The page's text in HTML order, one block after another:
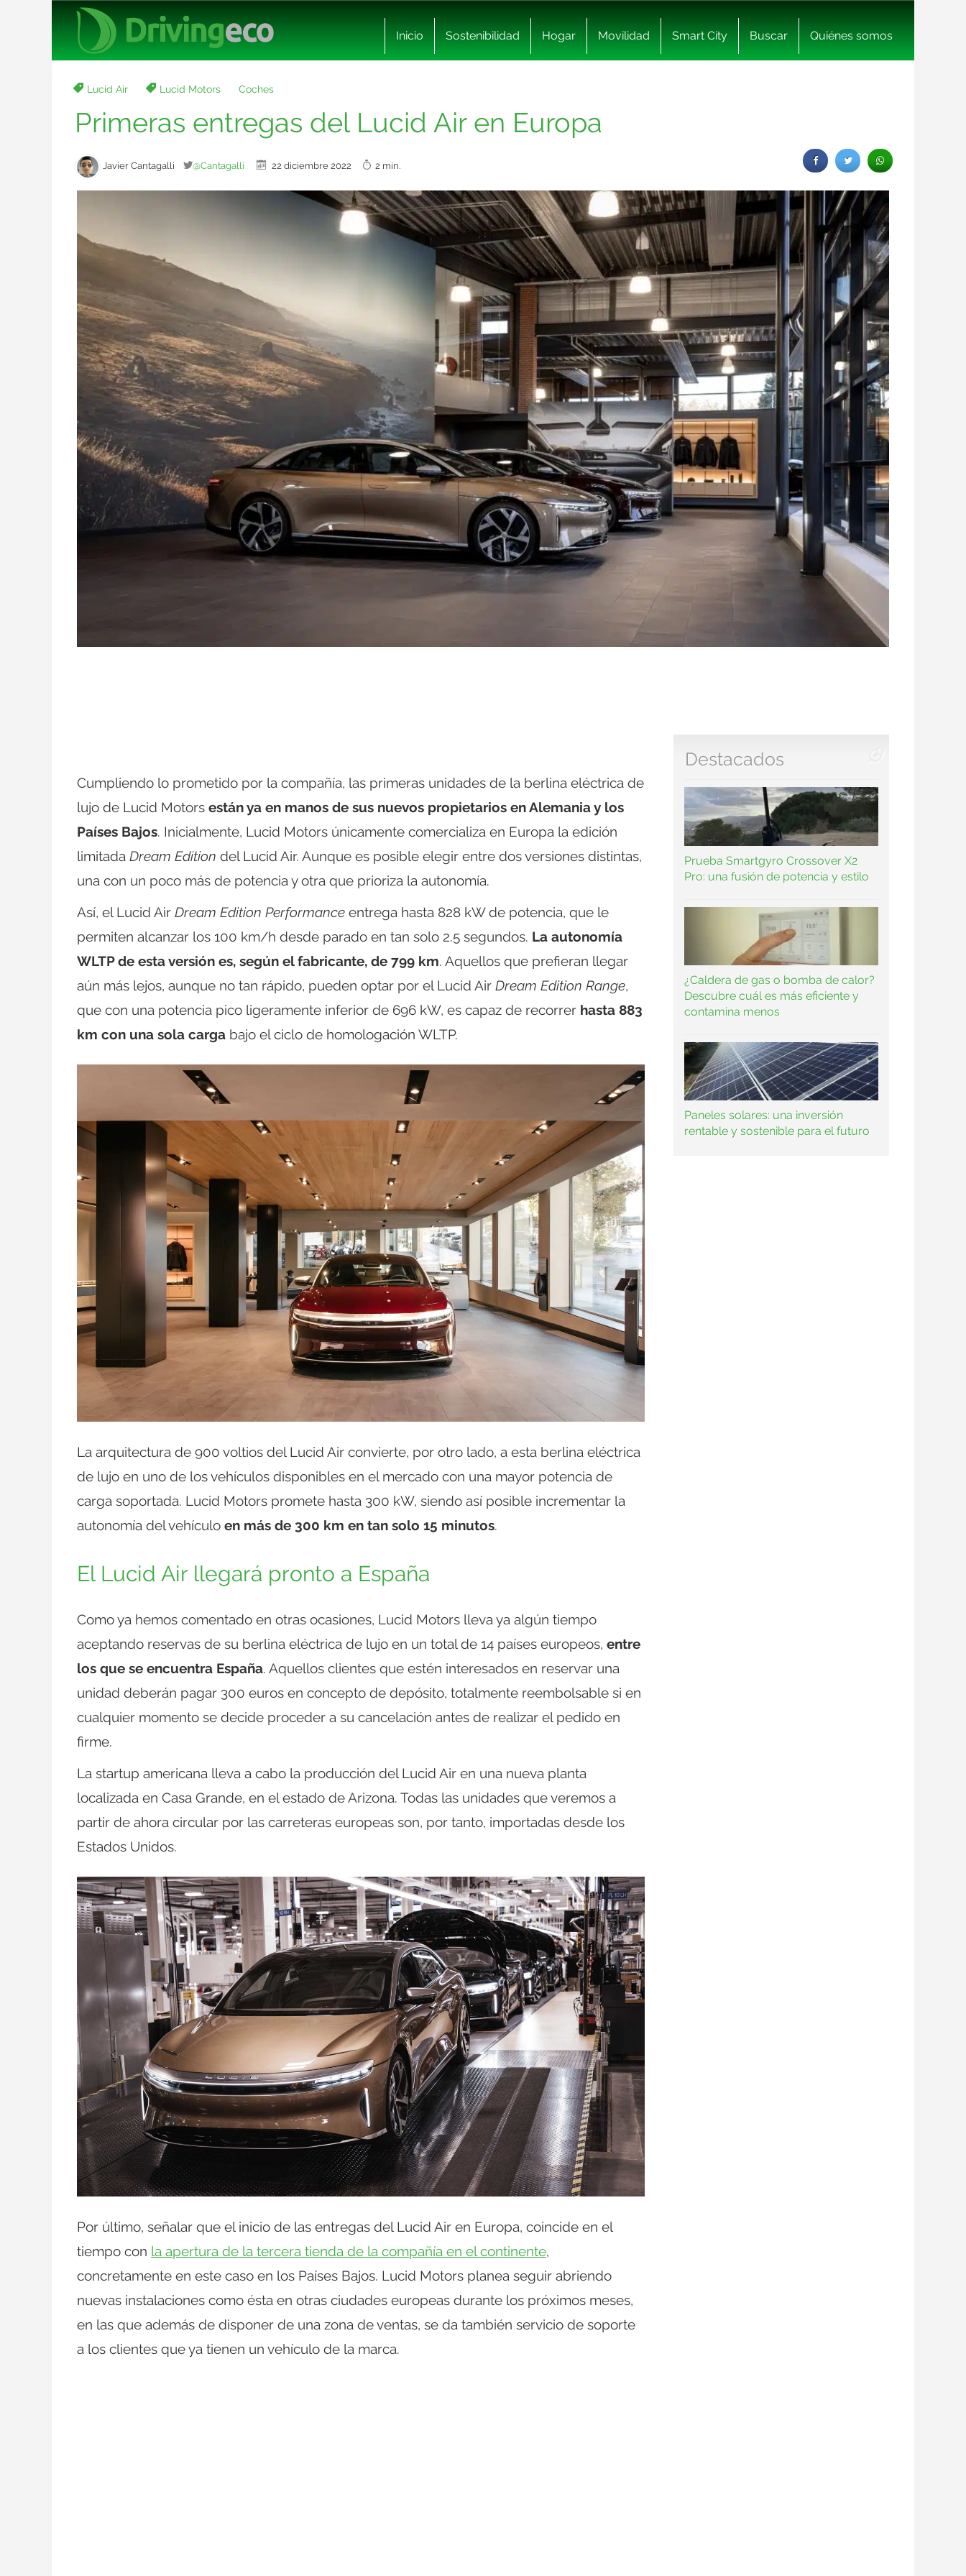
Inicio Sostenibilidad Hogar Movilidad Smart City Buscar Quiénes somos
Lucid Air Lucid Motors Coches
Primeras entregas del Lucid Air en Europa
Javier Cantagalli @Cantagalli 22 diciembre 2022 2 min.
Cumpliendo lo prometido por la compañía, las primeras unidades de la berlina eléctrica de
lujo de Lucid Motors están ya en manos de sus nuevos propietarios en Alemania y los
Países Bajos. Inicialmente, Lucid Motors únicamente comercializa en Europa la edición
limitada Dream Edition del Lucid Air. Aunque es posible elegir entre dos versiones distintas,
una con un poco más de potencia y otra que prioriza la autonomía.
Así, el Lucid Air Dream Edition Performance entrega hasta 828 kW de potencia, que le
permiten alcanzar los 100 km/h desde parado en tan solo 2.5 segundos. La autonomía
WLTP de esta versión es, según el fabricante, de 799 km. Aquellos que prefieran llegar
aún más lejos, aunque no tan rápido, pueden optar por el Lucid Air Dream Edition Range,
que con una potencia pico ligeramente inferior de 696 kW, es capaz de recorrer hasta 883
km con una sola carga bajo el ciclo de homologación WLTP.
La arquitectura de 900 voltios del Lucid Air convierte, por otro lado, a esta berlina eléctrica
de lujo en uno de los vehículos disponibles en el mercado con una mayor potencia de
carga soportada. Lucid Motors promete hasta 300 kW, siendo así posible incrementar la
autonomía del vehículo en más de 300 km en tan solo 15 minutos.
El Lucid Air llegará pronto a España
Como ya hemos comentado en otras ocasiones, Lucid Motors lleva ya algún tiempo
aceptando reservas de su berlina eléctrica de lujo en un total de 14 países europeos, entre
los que se encuentra España. Aquellos clientes que estén interesados en reservar una
unidad deberán pagar 300 euros en concepto de depósito, totalmente reembolsable si en
cualquier momento se decide proceder a su cancelación antes de realizar el pedido en
firme.
La startup americana lleva a cabo la producción del Lucid Air en una nueva planta
localizada en Casa Grande, en el estado de Arizona. Todas las unidades que veremos a
partir de ahora circular por las carreteras europeas son, por tanto, importadas desde los
Estados Unidos.
Por último, señalar que el inicio de las entregas del Lucid Air en Europa, coincide en el
tiempo con la apertura de la tercera tienda de la compañía en el continente,
concretamente en este caso en los Países Bajos. Lucid Motors planea seguir abriendo
nuevas instalaciones como ésta en otras ciudades europeas durante los próximos meses,
en las que además de disponer de una zona de ventas, se da también servicio de soporte
a los clientes que ya tienen un vehículo de la marca.
Destacados
Prueba Smartgyro Crossover X2
Pro: una fusión de potencia y estilo
¿Caldera de gas o bomba de calor?
Descubre cuál es más eficiente y
contamina menos
Paneles solares: una inversión
rentable y sostenible para el futuro